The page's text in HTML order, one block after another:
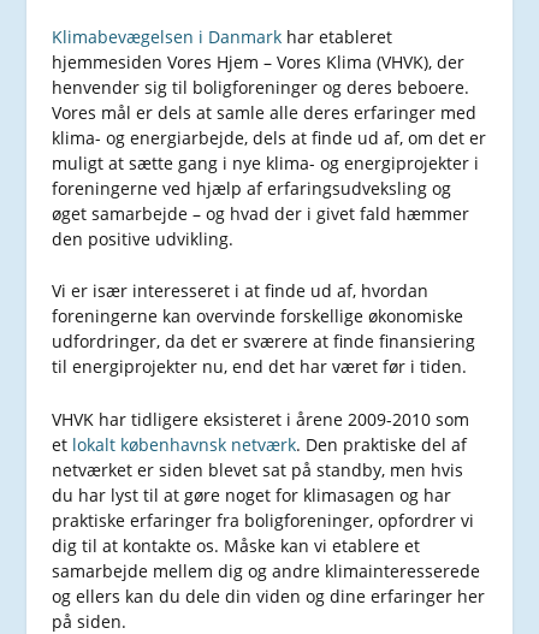
Klimabevægelsen i Danmarkhar etableret
hjemmesiden Vores Hjem – Vores Klima (VHVK), der
henvender sig til boligforeninger og deres beboere.
Vores mål er dels at samle alle deres erfaringer med
klima- og energiarbejde, dels at finde ud af, om det er
muligt at sætte gang i nye klima- og energiprojekter i
foreningerne ved hjælp af erfaringsudveksling og
øget samarbejde – og hvad der i givet fald hæmmer
den positive udvikling.
Vi er især interesseret i at finde ud af, hvordan
foreningerne kan overvinde forskellige økonomiske
udfordringer, da det er sværere at finde finansiering
til energiprojekter nu, end det har været før i tiden.
VHVK har tidligere eksisteret i årene 2009-2010 som
et lokalt københavnsk netværk. Den praktiske del af
netværket er siden blevet sat på standby, men hvis
du har lyst til at gøre noget for klimasagen og har
praktiske erfaringer fra boligforeninger, opfordrer vi
dig til at kontakte os. Måske kan vi etablere et
samarbejde mellem dig og andre klimainteresserede
og ellers kan du dele din viden og dine erfaringer her
på siden.